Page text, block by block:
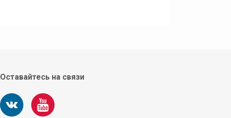
Оставайтесь на связи